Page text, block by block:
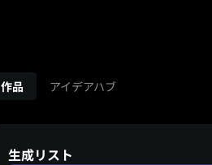
作品 アイデアハブ
生成リスト